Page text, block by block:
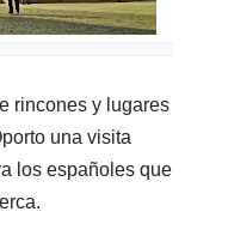
rincones y lugares
una visita
los españoles que